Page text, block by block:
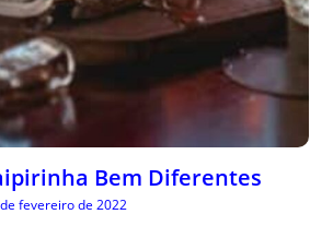
Bem Diferentes
fevereiro de 2022